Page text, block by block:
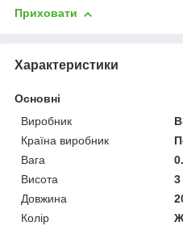
Приховати
Характеристики
Основні
Виробник
Країна виробник
Вага
Висота
Довжина
Колір